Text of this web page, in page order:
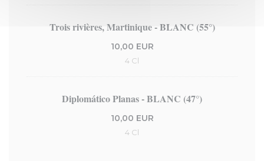
Trois rivières, Martinique - BLANC (55°)
10,00 EUR
4 Cl
Diplomático Planas - BLANC (47°)
10,00 EUR
4 Cl